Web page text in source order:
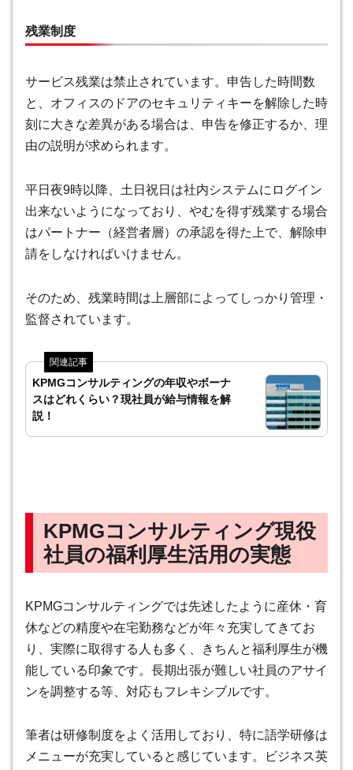
残業制度
サービス残業は禁止されています。申告した時間数
と、オフィスのドアのセキュリティキーを解除した時
刻に大きな差異がある場合は、申告を修正するか、理
由の説明が求められます。
平日夜9時以降、土日祝日は社内システムにログイン
出来ないようになっており、やむを得ず残業する場合
はパートナー（経営者層）の承認を得た上で、解除申
請をしなければいけません。
そのため、残業時間は上層部によってしっかり管理・
監督されています。
KPMGコンサルティングの年収やボーナ
スはどれくらい？現社員が給与情報を解
説！
KPMGコンサルティング現役
社員の福利厚生活用の実態
KPMGコンサルティングでは先述したように産休・育
休などの精度や在宅勤務などが年々充実してきてお
り、実際に取得する人も多く、きちんと福利厚生が機
能している印象です。長期出張が難しい社員のアサイ
ンを調整する等、対応もフレキシブルです。
筆者は研修制度をよく活用しており、特に語学研修は
メニューが充実していると感じています。ビジネス英